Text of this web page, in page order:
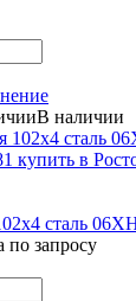
В наличии
сталь
по запросу